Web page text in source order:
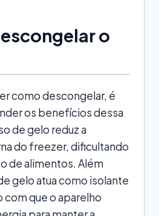
o
como descongelar, é
os benefícios dessa
de gelo reduz a
do freezer, dificultando
de alimentos. Além
gelo atua como isolante
que o aparelho